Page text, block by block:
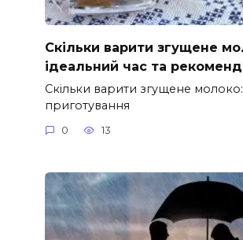
Скільки варити згущене
ідеальний час та
Скільки варити згущене
приготування
0 13